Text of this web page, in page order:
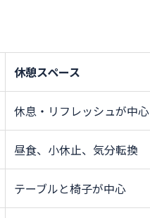
休憩スペース
休息・リフレッシュが中心
昼食、小休止、気分転換
テーブルと椅子が中心